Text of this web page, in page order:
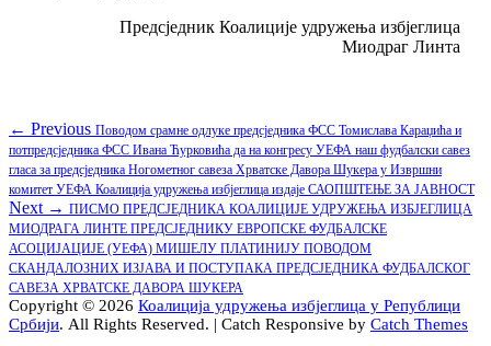
Предсједник Коалиције удружења избјеглица
Миодраг Линта
Кретање
чланка
← Previous Previous
post:
Поводом срамне одлуке предсједника ФСС Томислава Караџића и
потпредсједника ФСС Ивана Ћурковића да на конгресу УЕФА наш фудбалски савез
гласа за предсједника Ногометног савеза Хрватске Давора Шукера у Извршни
комитет УЕФА Коалиција удружења избјеглица издаје САОПШТЕЊЕ ЗА ЈАВНОСТ
Next → Next
post:
ПИСМО ПРЕДСЈЕДНИКА КОАЛИЦИЈЕ УДРУЖЕЊА ИЗБЈЕГЛИЦА
МИОДРАГА ЛИНТЕ ПРЕДСЈЕДНИКУ ЕВРОПСКЕ ФУДБАЛСКЕ
АСОЦИЈАЦИЈЕ (УЕФА) МИШЕЛУ ПЛАТИНИЈУ ПОВОДОМ
СКАНДАЛОЗНИХ ИЗЈАВА И ПОСТУПАКА ПРЕДСЈЕДНИКА ФУДБАЛСКОГ
САВЕЗА ХРВАТСКЕ ДАВОРА ШУКЕРА
Copyright © 2026 Коалиција удружења избјеглица у Републици
Србији. All Rights Reserved. | Catch Responsive by Catch Themes